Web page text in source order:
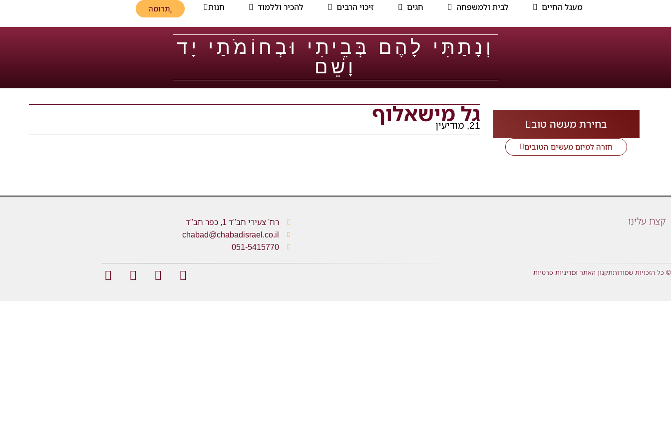
מעגל החיים לבית ולמשפחה חגים זיכוי הרבים להכיר וללמוד חנות תרומה
וְנָתַתִּי לָהֶם בְּבֵיתִי וּבְחוֹמֹתַי יָד
וָשֵׁם
בחירת מעשה טוב
חזרה למיזם מעשים הטובים
גל מישאלוף
21, מודיעין
קצת עלינו
רח' צעירי חב"ד 1, כפר חב"ד
chabad@chabadisrael.co.il
051-5415770
© כל הזכויות שמורותתקנון האתר ומדיניות פרטיות